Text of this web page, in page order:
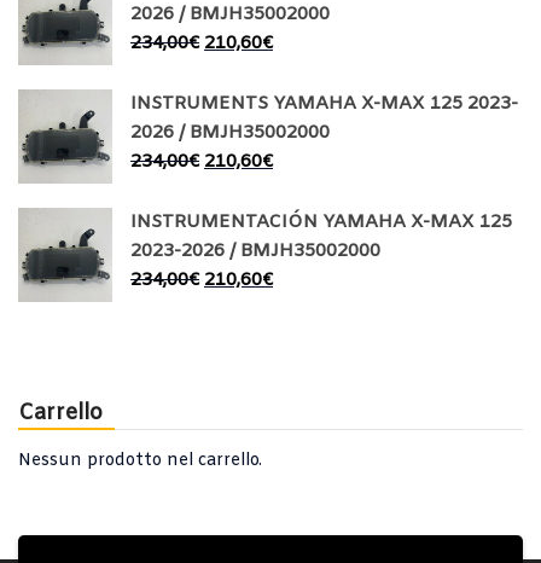
2026 / BMJH35002000
234,00€ 210,60€
INSTRUMENTS YAMAHA X-MAX 125 2023-
2026 / BMJH35002000
234,00€ 210,60€
INSTRUMENTACIÓN YAMAHA X-MAX 125
2023-2026 / BMJH35002000
234,00€ 210,60€
Carrello
Nessun prodotto nel carrello.